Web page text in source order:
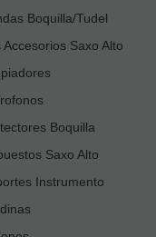
Boquilla/Tudel
Accesorios Saxo Alto
Boquilla
Saxo Alto
Instrumento